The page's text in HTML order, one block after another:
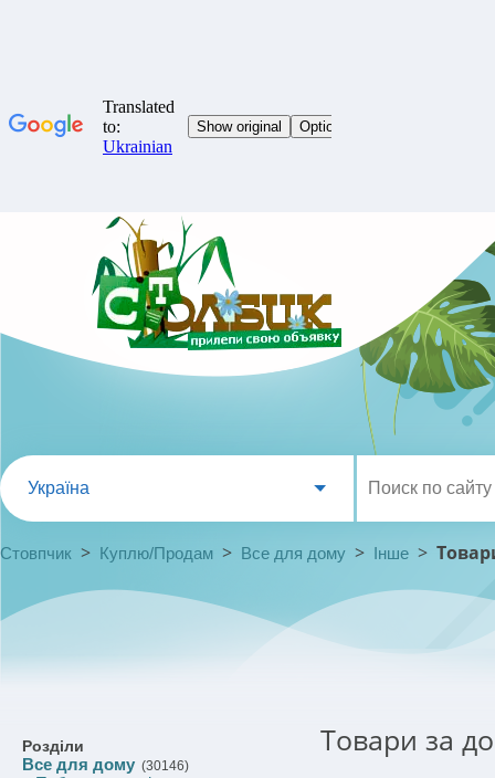
Україна
Стовпчик > Куплю/Продам > Все для дому > Інше >
Розділи
Все для дому (30146)
Товари за